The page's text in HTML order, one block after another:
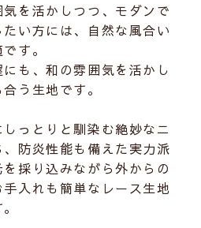
を活かしつつ、モダンで
い方には、自然な風合い
す。
も、和の雰囲気を活かし
う生地です。
っとりと馴染む絶妙なニ
防炎性能も備えた実力派
採り込みながら外からの
入れも簡単なレース生地